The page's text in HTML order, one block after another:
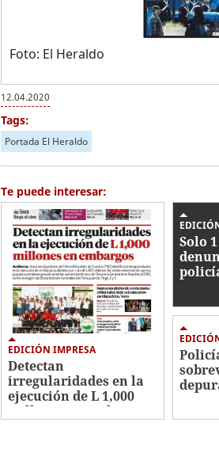
Foto: El Heraldo
12.04.2020
Tags:
Portada El Heraldo
Te puede interesar:
EDICIÓN IMPRESA
Detectan
irregularidades en la
ejecución de L 1,000
millones en embargos
Solo